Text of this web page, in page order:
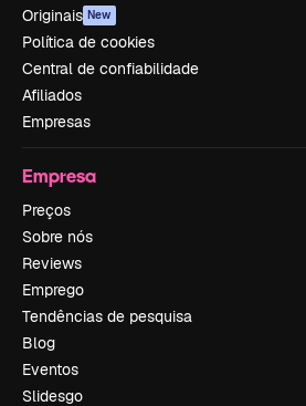
Originais New
Política de cookies
Central de confiabilidade
Afiliados
Empresas
Empresa
Preços
Sobre nós
Reviews
Emprego
Tendências de pesquisa
Blog
Eventos
Slidesgo